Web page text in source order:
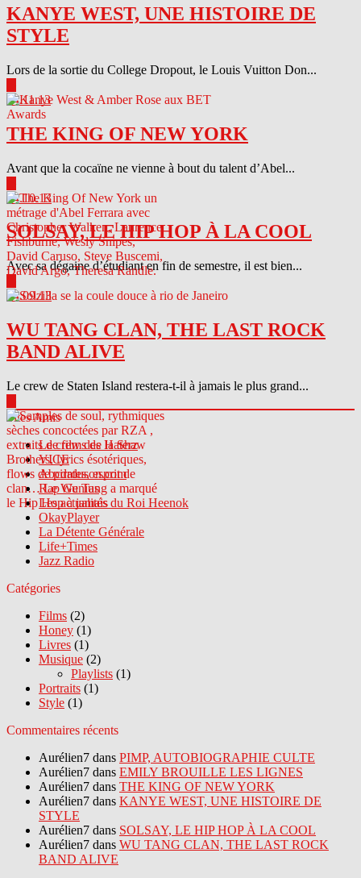
KANYE WEST, UNE HISTOIRE DE
STYLE
Lors de la sortie du College Dropout, le Louis Vuitton Don...
04.11.13
THE KING OF NEW YORK
Avant que la cocaïne ne vienne à bout du talent d’Abel...
04.10.13
SOLSAY, LE HIP HOP À LA COOL
Avec sa dégaine d’étudiant en fin de semestre, il est bien...
04.09.13
WU TANG CLAN, THE LAST ROCK
BAND ALIVE
Le crew de Staten Island restera-t-il à jamais le plus grand...
Sites Amis
Le crew des Haterz
VICE
Abcdrduson.com
Rap Genius
Les actualités du Roi Heenok
OkayPlayer
La Détente Générale
Life+Times
Jazz Radio
Catégories
Films (2)
Honey (1)
Livres (1)
Musique (2)
Playlists (1)
Portraits (1)
Style (1)
Commentaires récents
Aurélien7 dans PIMP, AUTOBIOGRAPHIE CULTE
Aurélien7 dans EMILY BROUILLE LES LIGNES
Aurélien7 dans THE KING OF NEW YORK
Aurélien7 dans KANYE WEST, UNE HISTOIRE DE
STYLE
Aurélien7 dans SOLSAY, LE HIP HOP À LA COOL
Aurélien7 dans WU TANG CLAN, THE LAST ROCK
BAND ALIVE